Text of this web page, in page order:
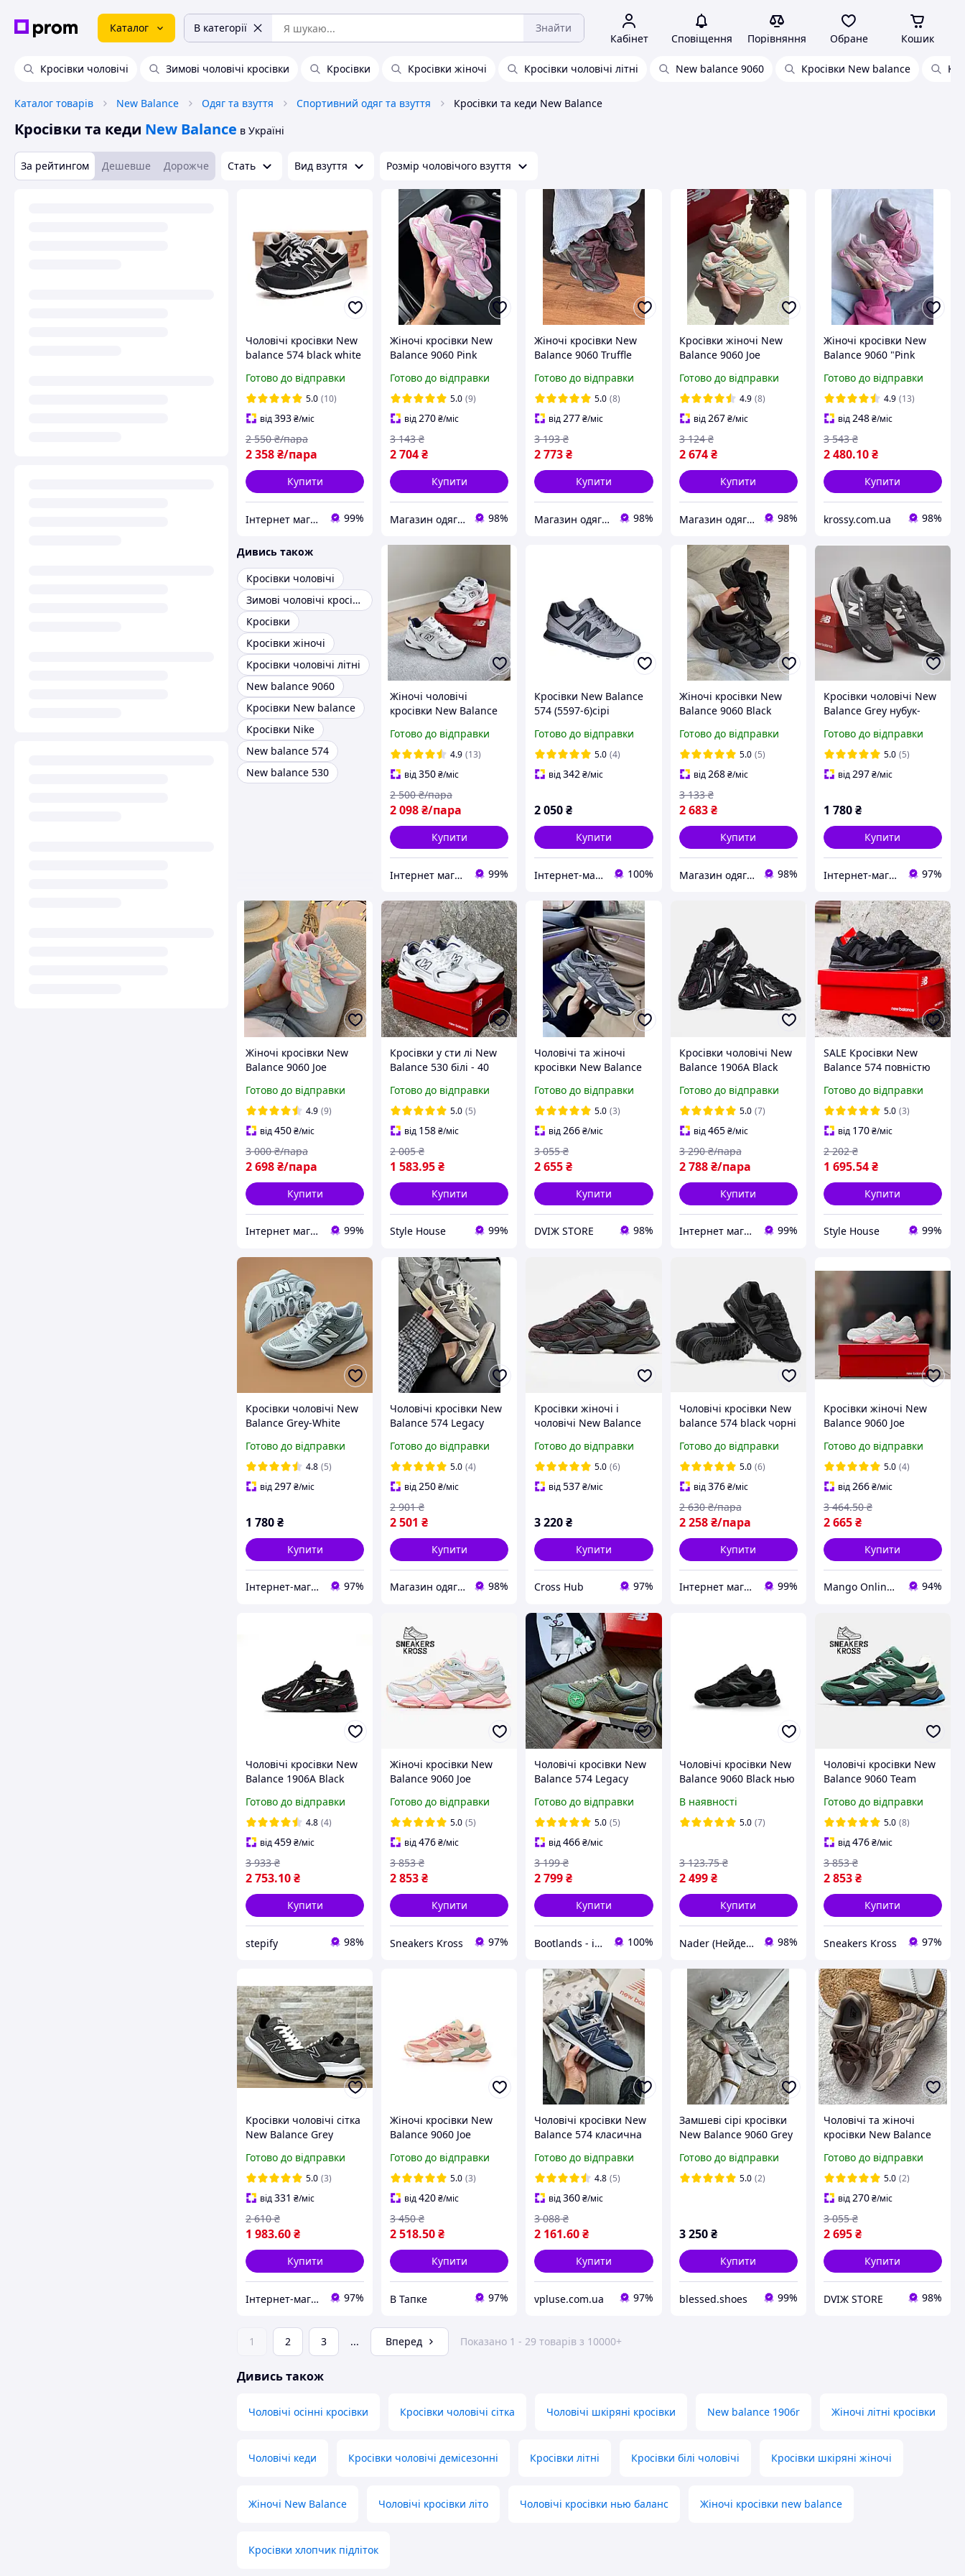
Каталог В категорії Знайти
Кабінет Сповіщення Порівняння Обране Кошик
Кросівки чоловічі Зимові чоловічі кросівки Кросівки Кросівки жіночі Кросівки чоловічі літні New balance 9060 Кросівки New balance
Каталог товарів New Balance Одяг та взуття Спортивний одяг та взуття Кросівки та кеди New Balance
Кросівки та кеди New Balance в Україні
За рейтингом Дешевше Дорожче Стать Вид взуття Розмір чоловічого взуття
Чоловічі кросівки New
balance 574 black white
замша текстиль весна
літо
Готово до відправки
5.0 (10)
від393₴/міс
2 358₴/пара
2 550 ₴/пара
Купити
Інтернет магазин одягу та взуття " Rare " 99%
Жіночі кросівки New
Balance 9060 Pink
9060 рожеві замша з
потертостями для
дівчат
Готово до відправки
5.0 (9)
від270₴/міс
2 704₴
3 143 ₴
Купити
Магазин одягу взуття та топових товарів 98%
Жіночі кросівки New
Balance 9060 Truffle
9060 трюфель замша
сітка унісекс
Готово до відправки
5.0 (8)
від277₴/міс
2 773₴
3 193 ₴
Купити
Магазин одягу взуття та топових товарів 98%
Кросівки жіночі New
Balance 9060 Joe
Voices Baby Shower
Blue Нью Баланс 9060
Джо Войс жіночі замша
Готово до відправки
4.9 (8)
від267 ₴/міс
2 674 ₴
3 124 ₴
Купити
Магазин одягу взуття та топових товарів 98%
Жіночі кросівки New
Balance 9060 "Pink
трендові яскраві кроси
1118
Готово до відправки
4.9 (13)
від248₴/міс
2 480.10₴
3 543 ₴
Купити
krossy.com.ua 98%
Дивись також
Кросівки чоловічі
Зимові чоловічі кросівки
Кросівки
Кросівки жіночі
Кросівки чоловічі літні
New balance 9060
Кросівки New balance
Кросівки Nike
New balance 574
New balance 530
Жіночі чоловічі
кросівки New Balance
Нью Баланс сріблясто
білі
Готово до відправки
4.9 (13)
від350₴/міс
2 098₴/пара
2 500 ₴/пара
Купити
Інтернет магазин одягу та взуття " Rare " 99%
Кросівки New Balance
574 (5597-6)сірі
Готово до відправки
5.0 (4)
від342₴/міс
2 050₴
Купити
Інтернет-магазин "Престиж" 100%
Жіночі кросівки New
Balance 9060 Black
9060 чорні замша сітка
повсякденні демісезон
унісекс
Готово до відправки
5.0 (5)
від268 ₴/міс
2 683 ₴
3 133 ₴
Купити
Магазин одягу взуття та топових товарів 98%
Кросівки чоловічі New
Balance Grey нубук-
Готово до відправки
5.0 (5)
від297₴/міс
1 780₴
Купити
Інтернет-магазин «Step Master» 97%
Жіночі кросівки New
Balance 9060 Joe
Voices Grey Pink Нью
Беланс сіро-рожеві
замшеві круті красиві
модні
Готово до відправки
4.9 (9)
від450₴/міс
2 698₴/пара
3 000 ₴/пара
Купити
Інтернет магазин одягу та взуття " Rare " 99%
Кросівки у сти лі New
Balance 530 білі - 40
Готово до відправки
5.0 (5)
від 158₴/міс
1 583.95₴
2 005 ₴
Купити
Style House 99%
Чоловічі та жіночі
кросівки New Balance
Dark Gray Нью Беланс
Джов Фрешґудз, темно-
сірі, шкіра, унісекс
Готово до відправки
5.0 (3)
від266₴/міс
2 655₴
3 055 ₴
Купити
DVIЖ STORE 98%
Кросівки чоловічі New
Balance 1906A Black
Баланс чорні бордовим
текстиль повсякденні
для спорту
Готово до відправки
5.0 (7)
від465 ₴/міс
2 788 ₴/пара
3 290 ₴/пара
Купити
Інтернет магазин одягу та взуття " Rare " 99%
SALE Кросівки New
Balance 574 повністю
Готово до відправки
5.0 (3)
від 170₴/міс
1 695.54₴
2 202 ₴
Купити
Style House 99%
Кросівки чоловічі New
Balance Grey-White
Готово до відправки
4.8 (5)
від297₴/міс
1 780₴
Купити
Інтернет-магазин «Step Master» 97%
Чоловічі кросівки New
Balance 574 Legacy
Легасі сірі з бежевим
замша демісезон
Готово до відправки
5.0 (4)
від250₴/міс
2 501 ₴
2 901 ₴
Купити
Магазин одягу взуття та топових товарів 98%
Кросівки жіночі і
чоловічі New Balance
Беланс 9060 чорні
коричневі
Готово до відправки
5.0 (6)
від537₴/міс
3 220₴
Купити
Cross Hub 97%
Чоловічі кросівки New
balance 574 black чорні
весна літо
Готово до відправки
5.0 (6)
від376 ₴/міс
2 258 ₴/пара
2 630 ₴/пара
Купити
Інтернет магазин одягу та взуття " Rare " 99%
Кросівки жіночі New
Balance 9060 Joe
Shower Blue сірі з
рожевим SRV 0866 36-
22 см
Готово до відправки
5.0 (4)
від266₴/міс
2 665₴
3 464.50 ₴
Купити
Мango OnlineShop 94%
Чоловічі кросівки New
Balance 1906A Black
бордові) технологічні
динамічні арт 15337
Готово до відправки
4.8 (4)
від459₴/міс
2 753.10₴
3 933 ₴
Купити
stepify 98%
Жіночі кросівки New
Balance 9060 Joe
Voices Baby Shower
Blue, Нью Беленс 9060
Готово до відправки
5.0 (5)
від476₴/міс
2 853₴
3 853 ₴
Купити
Sneakers Kross 97%
Чоловічі кросівки New
Balance 574 Legacy
. Живе фото
Готово до відправки
5.0 (5)
від466₴/міс
2 799₴
3 199 ₴
Купити
Bootlands - інтернет-магазин взуття та одягу 100%
Чоловічі кросівки New
Balance 9060 Black нью
В наявності
5.0 (7)
2 499 ₴
3 123.75 ₴
Купити
Nader (Нейдер) 98%
Чоловічі кросівки New
Balance 9060 Team
Демісезонні кросівки
Нью Беленс 9060
зелені
Готово до відправки
5.0 (8)
від476₴/міс
2 853₴
3 853 ₴
Купити
Sneakers Kross 97%
Кросівки чоловічі сітка
New Balance Grey
Готово до відправки
5.0 (3)
від331 ₴/міс
1 983.60₴
2 610 ₴
Купити
Інтернет-магазин «Step Master» 97%
Жіночі кросівки New
Balance 9060 Joe
Voices Penny Cookie
Pink (рожеві) 14294
Нью Беленс
Готово до відправки
5.0 (3)
від420₴/міс
2 518.50₴
3 450 ₴
Купити
В Тапке 97%
Чоловічі кросівки New
Balance 574 класична
Код-Арт: 1532TP
Готово до відправки
4.8 (5)
від360₴/міс
2 161.60₴
3 088 ₴
Купити
vpluse.com.ua 97%
Замшеві сірі кросівки
New Balance 9060 Grey
Готово до відправки
5.0 (2)
3 250 ₴
Купити
blessed.shoes 99%
Чоловічі та жіночі
кросівки New Balance
Нью Беланс 9060
бежево-коричневі
шкіра замша текстиль
унісекс
Готово до відправки
5.0 (2)
від270₴/міс
2 695₴
3 055 ₴
Купити
DVIЖ STORE 98%
1 2 3 ... Вперед Показано 1 - 29 товарів з 10000+
Дивись також
Чоловічі осінні кросівки Кросівки чоловічі сітка Чоловічі шкіряні кросівки New balance 1906r Жіночі літні кросівки
Чоловічі кеди Кросівки чоловічі демісезонні Кросівки літні Кросівки білі чоловічі Кросівки шкіряні жіночі
Жіночі New Balance Чоловічі кросівки літо Чоловічі кросівки нью баланс Жіночі кросівки new balance
Кросівки хлопчик підліток